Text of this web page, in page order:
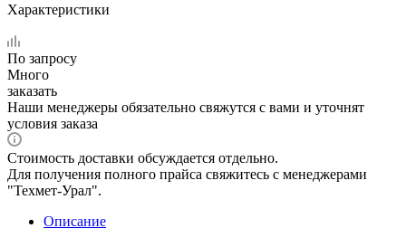
Характеристики
По запросу
Много
заказать
Наши менеджеры обязательно свяжутся с вами и уточнят
условия заказа
Стоимость доставки обсуждается отдельно.
Для получения полного прайса свяжитесь с менеджерами
"Техмет-Урал".
Описание